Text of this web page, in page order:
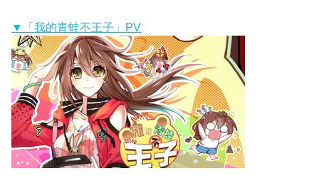
▼「我的青蛙不王子」PV